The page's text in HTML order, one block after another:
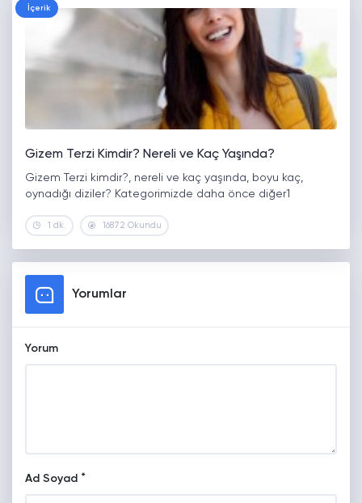
İçerik
Gizem Terzi Kimdir? Nereli ve Kaç Yaşında?
Gizem Terzi kimdir?, nereli ve kaç yaşında, boyu kaç,
oynadığı diziler? Kategorimizde daha önce diğer1
1 dk. 16872 Okundu
Yorumlar
Yorum
Ad Soyad *